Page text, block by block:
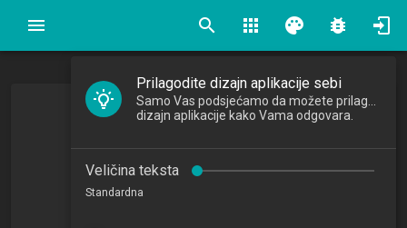
search apps palette bug_report
Programsko inženjerstvo
Software Engineering
2021/2022
Prilagodite dizajn aplikacije sebi
dizajn aplikacije kako Vama odgovara.
Veličina teksta
Standardna